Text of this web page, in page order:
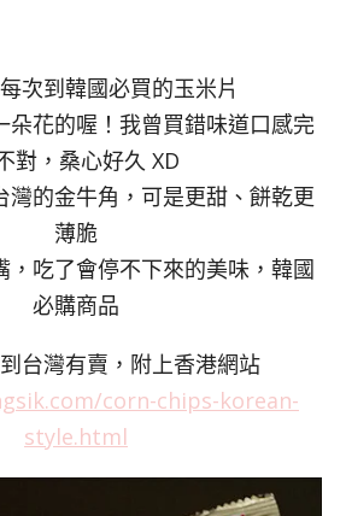
次到韓國必買的玉米片
朵花的喔！我曾買錯味道口感完
對，桑心好久 XD
灣的金牛角，可是更甜、餅乾更
薄脆
，吃了會停不下來的美味，韓國
必購商品
台灣有賣，附上香港網站
corn-chips-korean-
style.html